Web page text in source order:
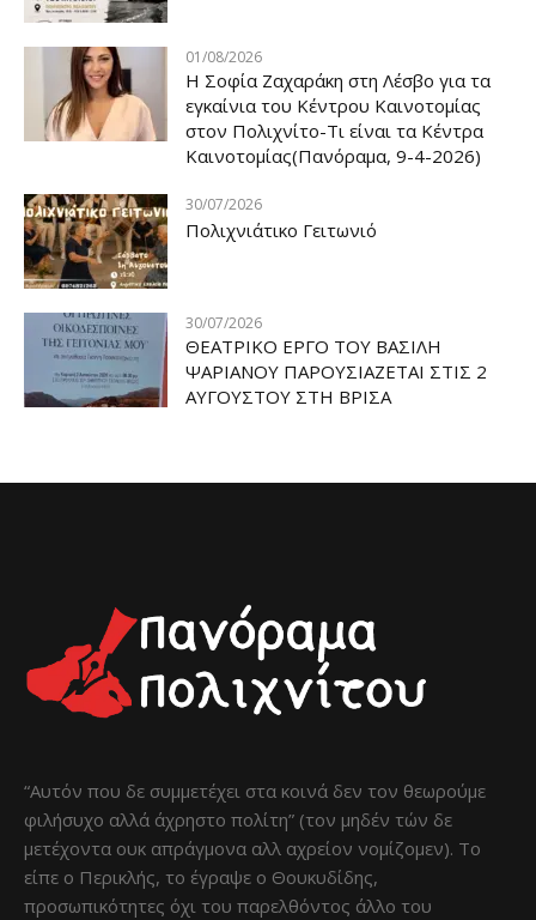
01/08/2026
Η Σοφία Ζαχαράκη στη Λέσβο για τα
εγκαίνια του Κέντρου Καινοτομίας
στον Πολιχνίτο-Τι είναι τα Κέντρα
Καινοτομίας(Πανόραμα, 9-4-2026)
30/07/2026
Πολιχνιάτικο Γειτωνιό
30/07/2026
ΘΕΑΤΡΙΚΟ ΕΡΓΟ ΤΟΥ ΒΑΣΙΛΗ
ΨΑΡΙΑΝΟΥ ΠΑΡΟΥΣΙΑΖΕΤΑΙ ΣΤΙΣ 2
ΑΥΓΟΥΣΤΟΥ ΣΤΗ ΒΡΙΣΑ
“Αυτόν που δε συμμετέχει στα κοινά δεν τον θεωρούμε
φιλήσυχο αλλά άχρηστο πολίτη” (τον μηδέν τών δε
μετέχοντα ουκ απράγμονα αλλ αχρείον νομίζομεν). Το
είπε ο Περικλής, το έγραψε ο Θουκυδίδης,
προσωπικότητες όχι του παρελθόντος άλλο του